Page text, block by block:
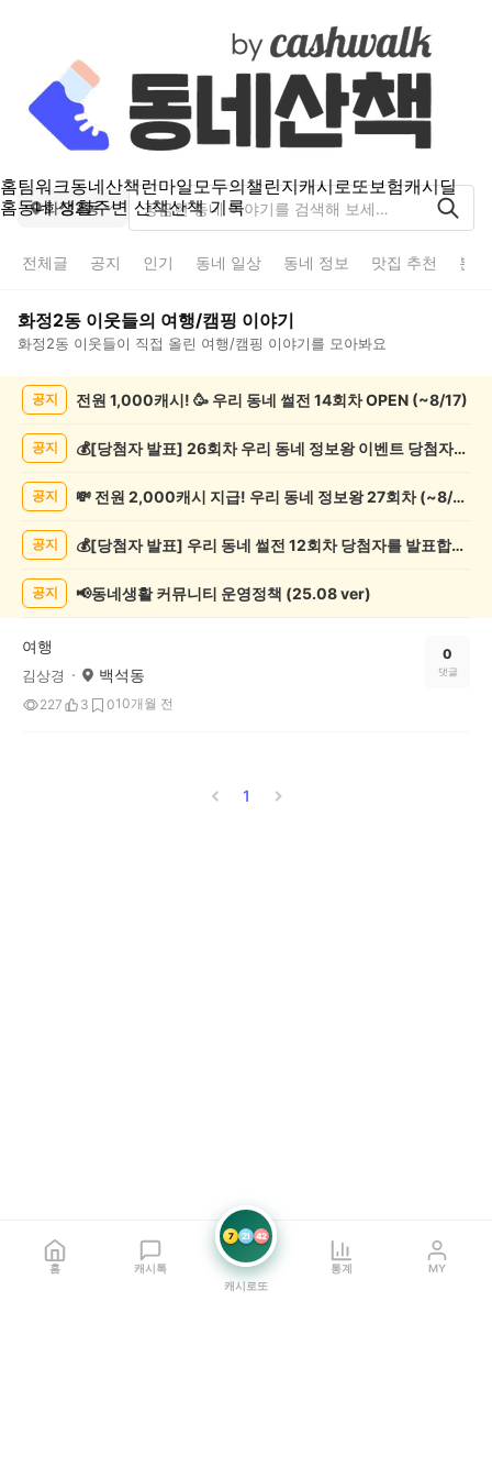
홈팀워크동네산책런마일모두의챌린지캐시로또보험캐시딜
홈동네 생활주변 산책산책 기록
화정2동
전체글 공지 인기 동네 일상 동네 정보 맛집 추천 분
화정2동 이웃들의 여행/캠핑 이야기
화정2동 이웃들이 직접 올린 여행/캠핑 이야기를 모아봐요
행/
목
공지 전원 1,000캐시! 🥳 우리 동네 썰전 14회차 OPEN (~8/17)
공지 💰[당첨자 발표] 26회차 우리 동네 정보왕 이벤트 당첨자를 발표합니다!
공지 💸 전원 2,000캐시 지급! 우리 동네 정보왕 27회차 (~8/10)
공지 💰[당첨자 발표] 우리 동네 썰전 12회차 당첨자를 발표합니다!
공지 📢동네생활 커뮤니티 운영정책 (25.08 ver)
여행
김상경 백석동
227 3 010개월 전
0
댓글
1
홈 캐시톡
7 21 42
캐시로또
통계 MY